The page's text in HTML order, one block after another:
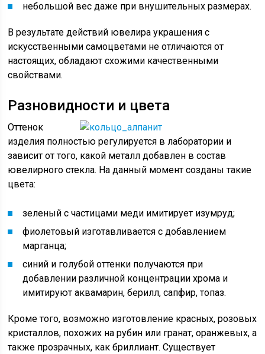
небольшой вес даже при внушительных размерах.
В результате действий ювелира украшения с
искусственными самоцветами не отличаются от
настоящих, обладают схожими качественными
свойствами.
Разновидности и цвета
Оттенок
изделия полностью регулируется в лаборатории и
зависит от того, какой металл добавлен в состав
ювелирного стекла. На данный момент созданы такие
цвета:
зеленый с частицами меди имитирует изумруд;
фиолетовый изготавливается с добавлением
марганца;
синий и голубой оттенки получаются при
добавлении различной концентрации хрома и
имитируют аквамарин, берилл, сапфир, топаз.
Кроме того, возможно изготовление красных, розовых
кристаллов, похожих на рубин или гранат, оранжевых, а
также прозрачных, как бриллиант. Существует